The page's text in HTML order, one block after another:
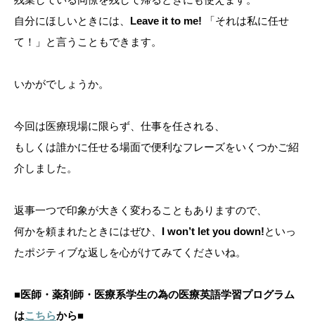
自分にほしいときには、 Leave it to me! 「それは私に任せ
て！」と言うこともできます。
いかがでしょうか。
今回は医療現場に限らず、仕事を任される、
もしくは誰かに任せる場面で便利なフレーズをいくつかご紹
介しました。
返事一つで印象が大きく変わることもありますので、
何かを頼まれたときにはぜひ、 I won’t let you down!といっ
たポジティブな返しを心がけてみてくださいね。
■医師・薬剤師・医療系学生の為の医療英語学習プログラム
はこちらから■